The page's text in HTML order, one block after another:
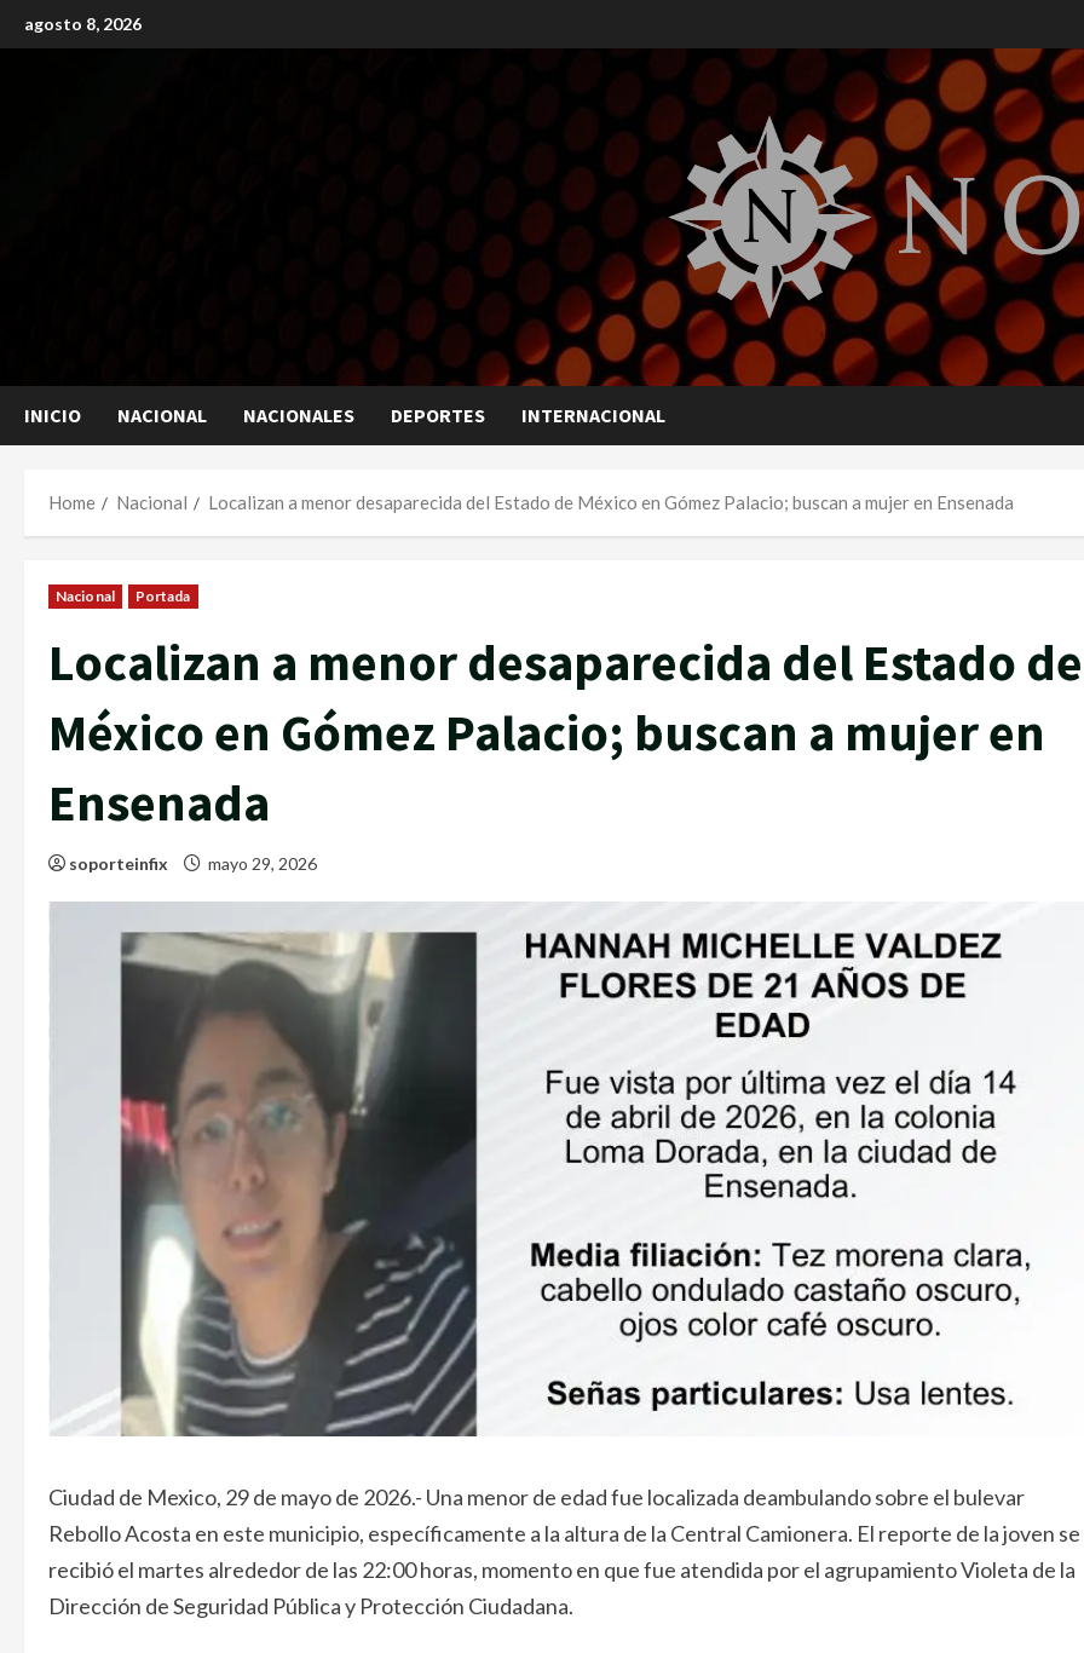
to
agosto 8, 2026
INICIO NACIONAL NACIONALES DEPORTES INTERNACIONAL
Home Nacional Localizan a menor desaparecida del Estado de México en Gómez Palacio; buscan a mujer en Ensenada
Nacional Portada
Localizan a menor desaparecida del Estado de
México en Gómez Palacio; buscan a mujer en
Ensenada
soporteinfix mayo 29, 2026
Ciudad de Mexico, 29 de mayo de 2026.- Una menor de edad fue localizada deambulando sobre el bulevar
Rebollo Acosta en este municipio, específicamente a la altura de la Central Camionera. El reporte de la joven se
recibió el martes alrededor de las 22:00 horas, momento en que fue atendida por el agrupamiento Violeta de la
Dirección de Seguridad Pública y Protección Ciudadana.